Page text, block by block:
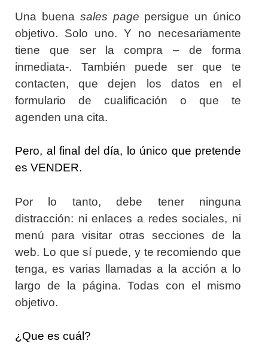
Una buena sales page persigue un único
objetivo. Solo uno. Y no necesariamente
tiene que ser la compra – de forma
inmediata-. También puede ser que te
contacten, que dejen los datos en el
formulario de cualificación o que te
agenden una cita.
Pero, al final del día, lo único que pretende
es VENDER.
Por lo tanto, debe tener ninguna
distracción: ni enlaces a redes sociales, ni
menú para visitar otras secciones de la
web. Lo que sí puede, y te recomiendo que
tenga, es varias llamadas a la acción a lo
largo de la página. Todas con el mismo
objetivo.
¿Que es cuál?